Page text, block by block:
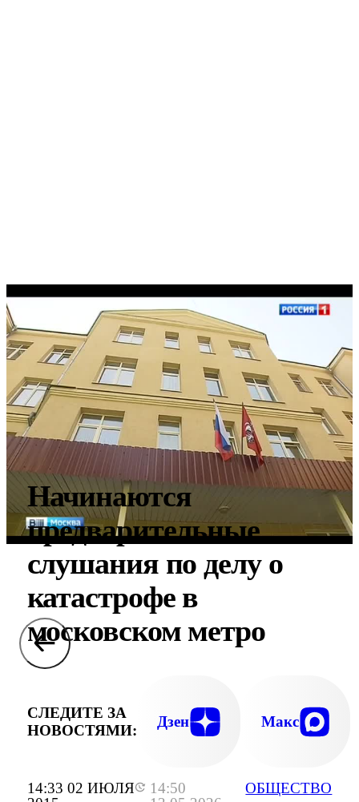
14:33 02 ИЮЛЯ
14:50
ОБЩЕСТВО
Начинаются
предварительные
слушания по делу о
катастрофе в
московском метро
СЛЕДИТЕ ЗА
НОВОСТЯМИ:
Дзен Макс